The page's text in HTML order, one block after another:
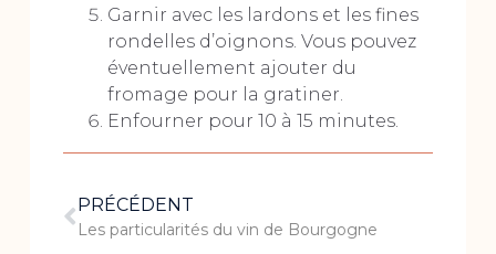
Garnir avec les lardons et les fines
rondelles d’oignons. Vous pouvez
éventuellement ajouter du
fromage pour la gratiner.
Enfourner pour 10 à 15 minutes.
PRÉCÉDENT
Les particularités du vin de Bourgogne